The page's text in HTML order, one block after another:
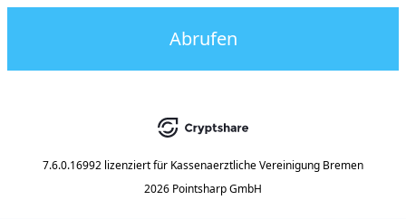
Abrufen
7.6.0.16992 lizenziert für Kassenaerztliche Vereinigung Bremen
2026 Pointsharp GmbH